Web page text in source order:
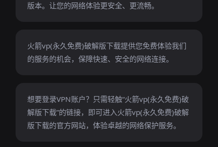
版本。让您的网络体验更安全、更流畅。
火箭vp(永久免费)破解版下载提供您免费体验我们
的服务的机会，保障快速、安全的网络连接。
想要登录VPN账户？只需轻触“火箭vp(永久免费)破
解版下载”的链接，即可进入火箭vp(永久免费)破解
版下载的官方网站，体验卓越的网络保护服务。